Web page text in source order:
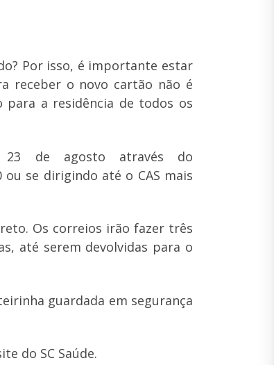
Por isso, é importante estar
receber o novo cartão não é
para a residência de todos os
de agosto através do
se dirigindo até o CAS mais
Os correios irão fazer três
até serem devolvidas para o
guardada em segurança
do SC Saúde.